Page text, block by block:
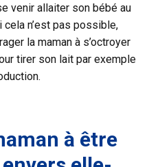
venir allaiter son bébé au
n’est pas possible,
la maman à s’octroyer
tirer son lait par exemple
à être